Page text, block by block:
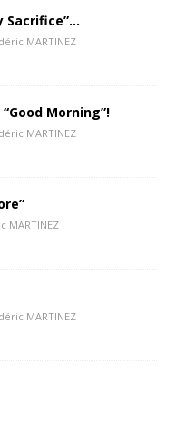
Sacrifice”…
MARTINEZ
Morning”!
MARTINEZ
MARTINEZ
MARTINEZ